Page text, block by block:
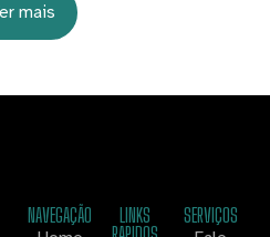
mais
NAVEGAÇÃO
LINKS
SERVIÇOS